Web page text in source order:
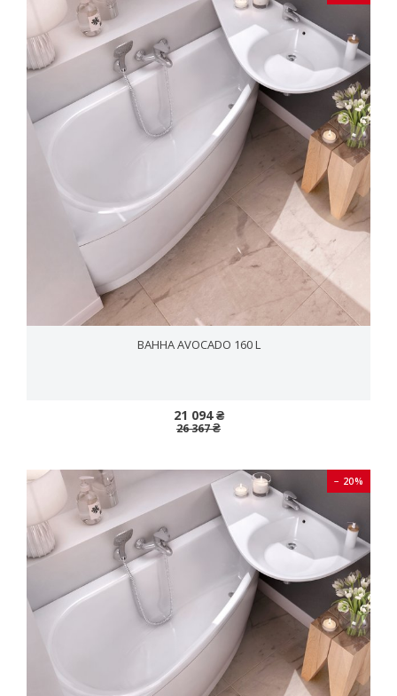
ВАННА AVOCADO 160 L
21 094 ₴
26 367 ₴
− 20%